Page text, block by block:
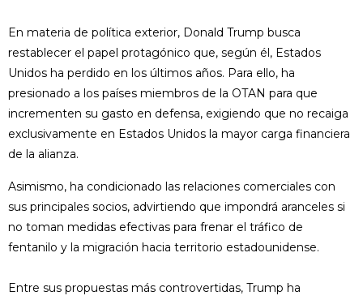
En materia de política exterior, Donald Trump busca
restablecer el papel protagónico que, según él, Estados
Unidos ha perdido en los últimos años. Para ello, ha
presionado a los países miembros de la OTAN para que
incrementen su gasto en defensa, exigiendo que no recaiga
exclusivamente en Estados Unidos la mayor carga financiera
de la alianza.
Asimismo, ha condicionado las relaciones comerciales con
sus principales socios, advirtiendo que impondrá aranceles si
no toman medidas efectivas para frenar el tráfico de
fentanilo y la migración hacia territorio estadounidense.
Entre sus propuestas más controvertidas, Trump ha